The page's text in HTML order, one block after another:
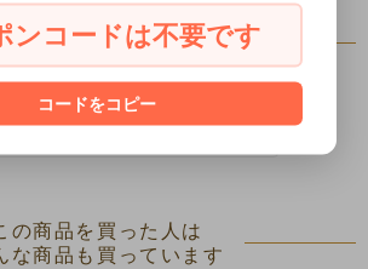
レビュー
レビューを書く
の商品を買った人は
な商品も買っています
ンコードは不要です
コードをコピー